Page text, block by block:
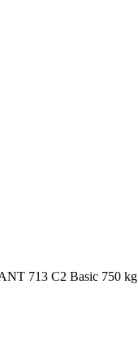
713 C2 Basic 750 kg